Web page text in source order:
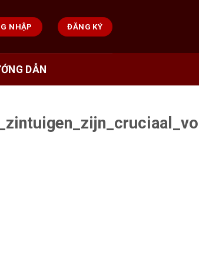
NHẬP ĐĂNG KÝ
DẪN